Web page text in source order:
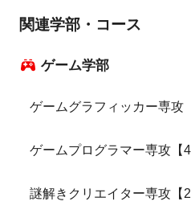
関連学部・コース
ゲーム学部
ゲームグラフィッカー専攻
ゲームプログラマー専攻【4
謎解きクリエイター専攻【2